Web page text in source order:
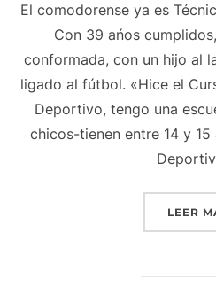
El comodorense ya es
Con 39 ańos
conformada, con un hijo al
ligado al fútbol. «Hice el
Deportivo, tengo una
chicos-tienen entre 14 y
LEER